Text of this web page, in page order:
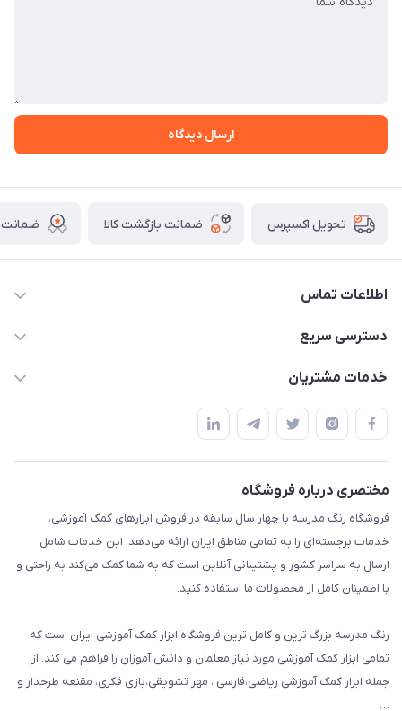
ارسال دیدگاه
تحویل اکسپرس ضمانت بازگشت کالا ضمانت
اطلاعات تماس
02136781755
دسترسی سریع
پلنر و دفتر
استایل معلم و دانش آموز
بازی و نمایش
تزئین کلاس
طرح های تشویقی
گیفت ها و جوایز
سایر محصولات
خدمات مشتریان
قوانین و مقررات
حریم خصوصی
مختصری درباره فروشگاه
فروشگاه رنگ مدرسه با چهار سال سابقه در فروش ابزارهای کمک آموزشی،
خدمات برجسته‌ای را به تمامی مناطق ایران ارائه می‌دهد. این خدمات شامل
ارسال به سراسر کشور و پشتیبانی آنلاین است که به شما کمک می‌کند به راحتی و
با اطمینان کامل از محصولات ما استفاده کنید.
رنگ مدرسه بزرگ ترین و کامل ترین فروشگاه ابزار کمک آموزشی ایران است که
تمامی ابزار کمک آموزشی مورد نیاز معلمان و دانش آموزان را فراهم می کند. از
جمله ابزار کمک آموزشی ریاضی،فارسی ، مهر تشویقی،بازی فکری، مقنعه طرحدار و
…